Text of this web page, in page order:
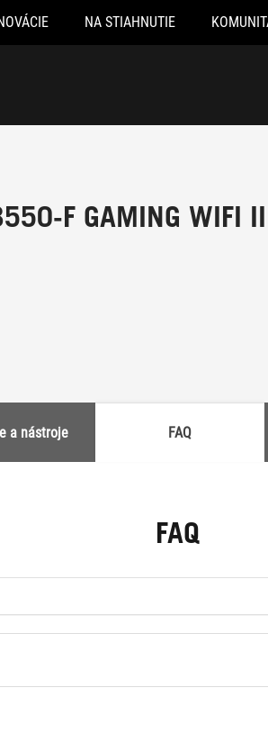
NA STIAHNUTIE
F GAMING WIFI II
a nástroje FAQ
FAQ